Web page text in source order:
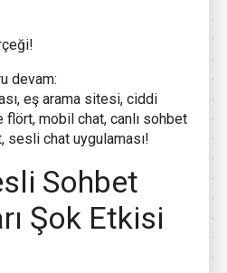
devam:
eş arama sitesi, ciddi
mobil chat, canlı sohbet
sesli chat uygulaması!
Sohbet
Şok Etkisi